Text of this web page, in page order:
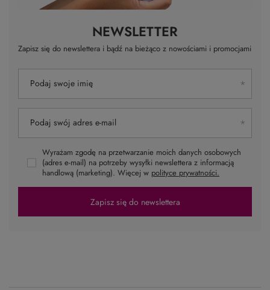
NEWSLETTER
Zapisz się do newslettera i bądź na bieżąco z nowościami i promocjami
Podaj swoje imię
Podaj swój adres e-mail
Wyrażam zgodę na przetwarzanie moich danych osobowych
(adres e-mail) na potrzeby wysyłki newslettera z informacją
handlową (marketing). Więcej w polityce prywatności.
Zapisz się do newslettera